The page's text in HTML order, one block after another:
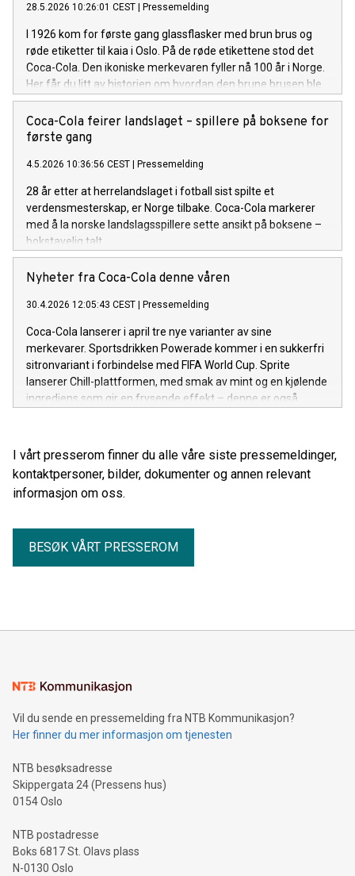
28.5.2026 10:26:01 CEST Pressemelding
I 1926 kom for første gang glassflasker med brun brus og
røde etiketter til kaia i Oslo. På de røde etikettene stod det
Coca-Cola. Den ikoniske merkevaren fyller nå 100 år i Norge.
Her får du litt av historien om hvordan den brune brusen ble
del av den norske hverdagen.
Coca-Cola feirer landslaget – spillere på boksene for
første gang
4.5.2026 10:36:56 CEST Pressemelding
28 år etter at herrelandslaget i fotball sist spilte et
verdensmesterskap, er Norge tilbake. Coca-Cola markerer
med å la norske landslagsspillere sette ansikt på boksene –
bokstavelig talt.
Nyheter fra Coca-Cola denne våren
30.4.2026 12:05:43 CEST Pressemelding
Coca-Cola lanserer i april tre nye varianter av sine
merkevarer. Sportsdrikken Powerade kommer i en sukkerfri
sitronvariant i forbindelse med FIFA World Cup. Sprite
lanserer Chill-plattformen, med smak av mint og en kjølende
ingrediens som gir en frysende effekt – denne er også
I vårt presserom finner du alle våre siste pressemeldinger,
kontaktpersoner, bilder, dokumenter og annen relevant
informasjon om oss.
BESØK VÅRT PRESSEROM
Vil du sende en pressemelding fra NTB Kommunikasjon?
Her finner du mer informasjon om tjenesten
NTB besøksadresse
Skippergata 24 (Pressens hus)
0154 Oslo
NTB postadresse
Boks 6817 St. Olavs plass
N-0130 Oslo